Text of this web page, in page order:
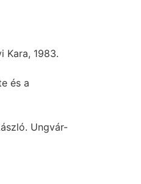
Kara, 1983.
és a
Ungvár-